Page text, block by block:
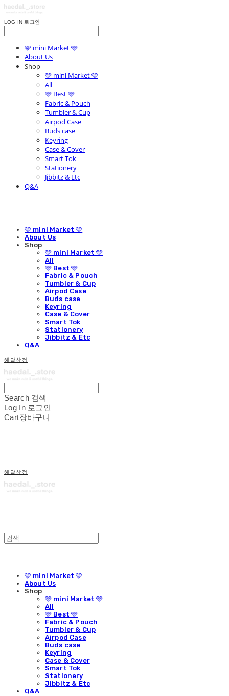
LOG IN 로그인
🩵 mini Market 🩵
About Us
Shop
🩵 mini Market 🩵
All
🩵 Best 🩵
Fabric & Pouch
Tumbler & Cup
Airpod Case
Buds case
Keyring
Case & Cover
Smart Tok
Stationery
Jibbitz & Etc
Q&A
🩵 mini Market 🩵
About Us
Shop
🩵 mini Market 🩵
All
🩵 Best 🩵
Fabric & Pouch
Tumbler & Cup
Airpod Case
Buds case
Keyring
Case & Cover
Smart Tok
Stationery
Jibbitz & Etc
Q&A
해달상점
Search 검색
Log In 로그인
Cart장바구니
해달상점
🩵 mini Market 🩵
About Us
Shop
🩵 mini Market 🩵
All
🩵 Best 🩵
Fabric & Pouch
Tumbler & Cup
Airpod Case
Buds case
Keyring
Case & Cover
Smart Tok
Stationery
Jibbitz & Etc
Q&A